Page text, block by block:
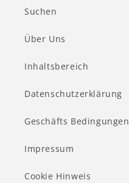
Suchen
Über Uns
Inhaltsbereich
Datenschutzerklärung
Geschäfts Bedingungen
Impressum
Cookie Hinweis